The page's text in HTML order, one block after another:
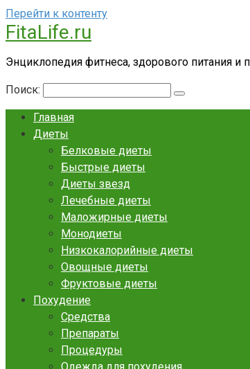
Перейти к контенту
FitaLife.ru
Энциклопедия фитнеса, здорового питания и
Поиск:
Главная
Диеты
Белковые диеты
Быстрые диеты
Диеты звезд
Лечебные диеты
Маложирные диеты
Монодиеты
Низкокалорийные диеты
Овощные диеты
Фруктовые диеты
Похудение
Средства
Препараты
Процедуры